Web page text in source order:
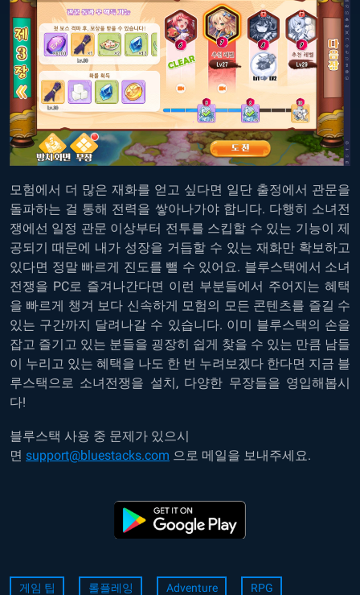
모험에서 더 많은 재화를 얻고 싶다면 일단 출정에서 관문을
돌파하는 걸 통해 전력을 쌓아나가야 합니다. 다행히 소녀전
쟁에선 일정 관문 이상부터 전투를 스킵할 수 있는 기능이 제
공되기 때문에 내가 성장을 거듭할 수 있는 재화만 확보하고
있다면 정말 빠르게 진도를 뺄 수 있어요. 블루스택에서 소녀
전쟁을 PC로 즐겨나간다면 이런 부분들에서 주어지는 혜택
을 빠르게 챙겨 보다 신속하게 모험의 모든 콘텐츠를 즐길 수
있는 구간까지 달려나갈 수 있습니다. 이미 블루스택의 손을
잡고 즐기고 있는 분들을 굉장히 쉽게 찾을 수 있는 만큼 남들
이 누리고 있는 혜택을 나도 한 번 누려보겠다 한다면 지금 블
루스택으로 소녀전쟁을 설치, 다양한 무장들을 영입해봅시
다!
블루스택 사용 중 문제가 있으시
면 support@bluestacks.com 으로 메일을 보내주세요.
게임 팁 롤플레잉 Adventure RPG